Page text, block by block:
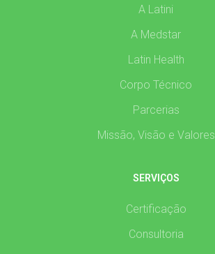
A Latini
A Medstar
Latin Health
Corpo Técnico
Parcerias
Missão, Visão e Valores
SERVIÇOS
Certificação
Consultoria